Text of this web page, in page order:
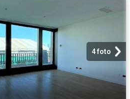
4 foto